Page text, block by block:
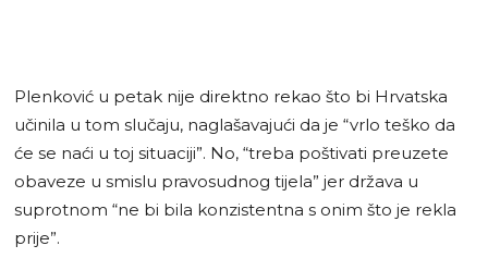
Plenković u petak nije direktno rekao što bi Hrvatska
učinila u tom slučaju, naglašavajući da je “vrlo teško da
će se naći u toj situaciji”. No, “treba poštivati preuzete
obaveze u smislu pravosudnog tijela” jer država u
suprotnom “ne bi bila konzistentna s onim što je rekla
prije”.